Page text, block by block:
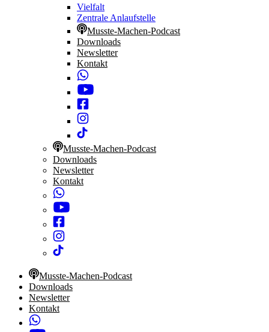
Vielfalt
Zentrale Anlaufstelle
Musste-Machen-Podcast
Downloads
Newsletter
Kontakt
Musste-Machen-Podcast
Downloads
Newsletter
Kontakt
Musste-Machen-Podcast
Downloads
Newsletter
Kontakt